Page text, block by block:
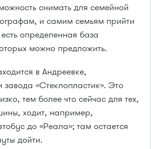
снимать для семейной
и самим семьям прийти
определенная база
можно предложить.
в Андреевке,
завода «Стеклопластик». Это
тем более что сейчас для тех,
ходит, например,
до «Реала»; там остается
дойти.